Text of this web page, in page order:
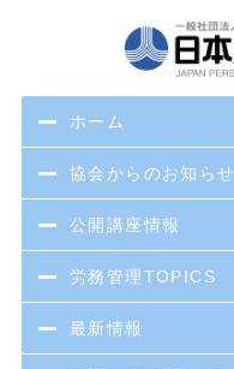
ホーム
協会からのお知らせ
公開講座情報
労務管理TOPICS
最新情報